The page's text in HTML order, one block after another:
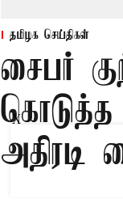
தமிழக செய்திகள்
சைபர்
அதிரடி
X